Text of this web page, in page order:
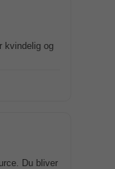
kvindelig og
Du bliver